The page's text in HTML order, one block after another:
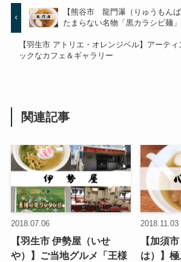
【熊谷市 龍門瀑（りゅうもん
たまらない名物「黒カラシビ麺
【羽生市 アトリエ・オレンジベル】アーティ
ックなカフェ＆ギャラリー
関連記事
2018.07.06
【羽生市 伊勢屋（いせ
や）】ご当地グルメ「王様
2018.11.03
【加須
は）】